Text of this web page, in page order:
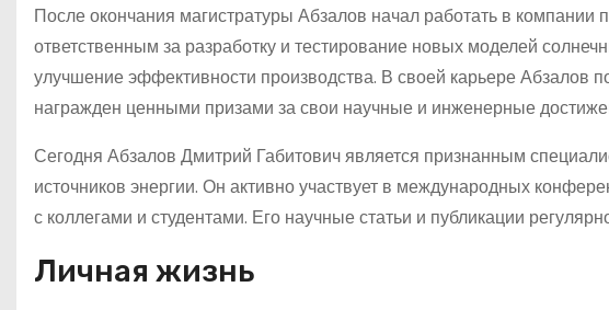
После окончания магистратуры Абзалов начал работать в
ответственным за разработку и тестирование новых моделей
улучшение эффективности производства. В своей карьере Абзалов
награжден ценными призами за свои научные и инженерные
Сегодня Абзалов Дмитрий Габитович является признанным
источников энергии. Он активно участвует в международных
с коллегами и студентами. Его научные статьи и публикации
Личная жизнь